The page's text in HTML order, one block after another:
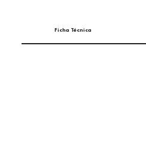
Ficha Técnica